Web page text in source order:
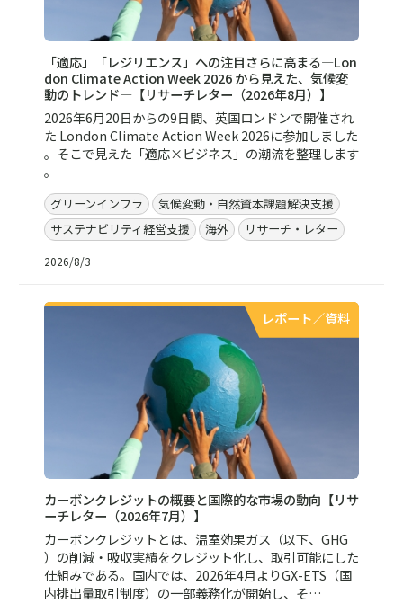
「適応」「レジリエンス」への注目さらに高まる―Lon
don Climate Action Week 2026 から見えた、気候変
動のトレンド—【リサーチレター（2026年8月）】
2026年6月20日からの9日間、英国ロンドンで開催され
た London Climate Action Week 2026に参加しました
。そこで見えた「適応×ビジネス」の潮流を整理します
。
グリーンインフラ
気候変動・自然資本課題解決支援
サステナビリティ経営支援
海外 リサーチ・レター
2026/8/3
レポート／資料
カーボンクレジットの概要と国際的な市場の動向【リサ
ーチレター（2026年7月）】
カーボンクレジットとは、温室効果ガス（以下、GHG
）の削減・吸収実績をクレジット化し、取引可能にした
仕組みである。国内では、2026年4月よりGX-ETS（国
内排出量取引制度）の一部義務化が開始し、そ…